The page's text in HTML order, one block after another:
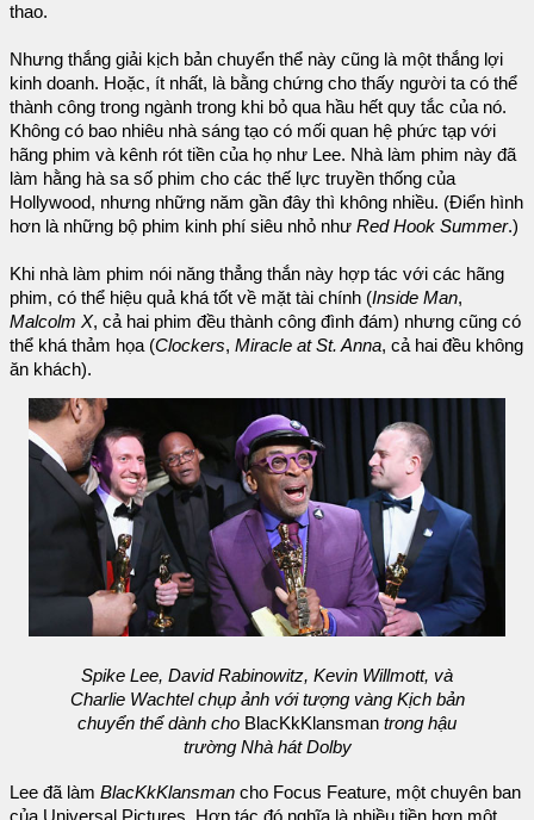
thao.
Nhưng thắng giải kịch bản chuyển thể này cũng là một thắng lợi
kinh doanh. Hoặc, ít nhất, là bằng chứng cho thấy người ta có thể
thành công trong ngành trong khi bỏ qua hầu hết quy tắc của nó.
Không có bao nhiêu nhà sáng tạo có mối quan hệ phức tạp với
hãng phim và kênh rót tiền của họ như Lee. Nhà làm phim này đã
làm hằng hà sa số phim cho các thế lực truyền thống của
Hollywood, nhưng những năm gần đây thì không nhiều. (Điển hình
hơn là những bộ phim kinh phí siêu nhỏ như Red Hook Summer.)
Khi nhà làm phim nói năng thẳng thắn này hợp tác với các hãng
phim, có thể hiệu quả khá tốt về mặt tài chính (Inside Man,
Malcolm X, cả hai phim đều thành công đình đám) nhưng cũng có
thể khá thảm họa (Clockers, Miracle at St. Anna, cả hai đều không
ăn khách).
Spike Lee, David Rabinowitz, Kevin Willmott, và
Charlie Wachtel chụp ảnh với tượng vàng Kịch bản
chuyển thể dành cho BlacKkKlansman trong hậu
trường Nhà hát Dolby
Lee đã làm BlacKkKlansman cho Focus Feature, một chuyên ban
của Universal Pictures. Hợp tác đó nghĩa là nhiều tiền hơn một